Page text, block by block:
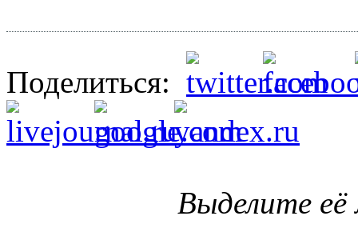
Поделиться:
Выделите